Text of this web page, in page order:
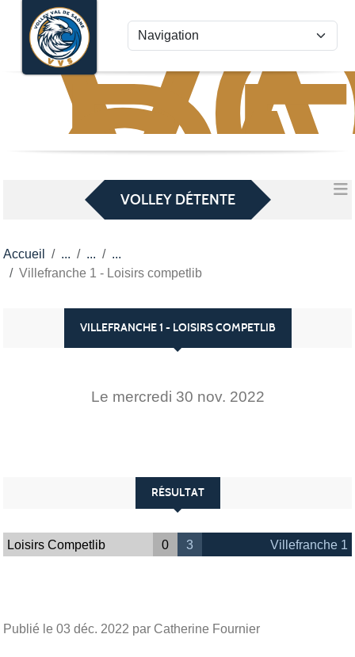
VOLLEY DÉTENTE
Accueil
Villefranche 1 - Loisirs competlib
VILLEFRANCHE 1 - LOISIRS COMPETLIB
Le mercredi 30 nov. 2022
RÉSULTAT
Loisirs Competlib 0 3 Villefranche 1
Publié le 03 déc. 2022 par Catherine Fournier
Panneau de gestion des cookies